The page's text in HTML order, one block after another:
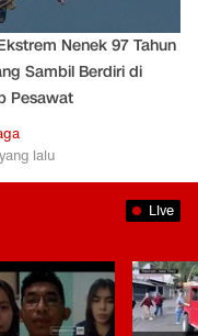
Nenek 97 Tahun
Sambil Berdiri di
Pesawat
lalu
Live